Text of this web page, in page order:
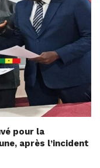
pour la
après l’incident